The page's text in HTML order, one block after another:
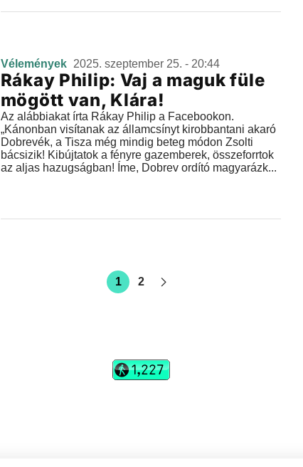
Vélemények 2025. szeptember 25. - 20:44
Rákay Philip: Vaj a maguk füle
mögött van, Klára!
Az alábbiakat írta Rákay Philip a Facebookon.
„Kánonban visítanak az államcsínyt kirobbantani akaró
Dobrevék, a Tisza még mindig beteg módon Zsolti
bácsizik! Kibújtatok a fényre gazemberek, összeforrtok
az aljas hazugságban! Íme, Dobrev ordító magyarázk...
1 2